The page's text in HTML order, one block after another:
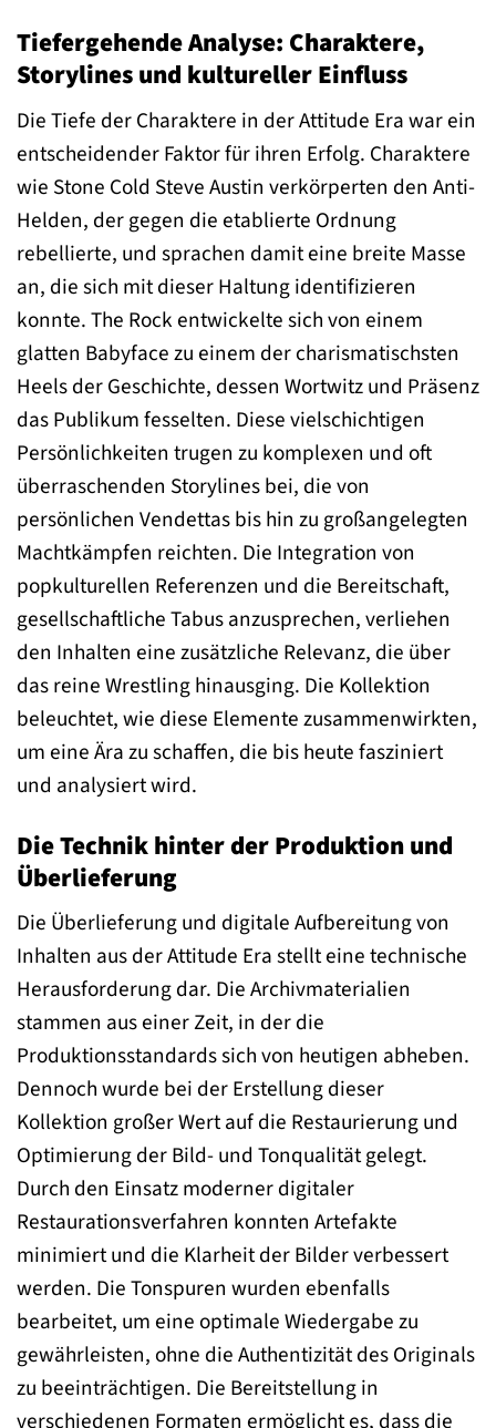
Tiefergehende Analyse: Charaktere,
Storylines und kultureller Einfluss
Die Tiefe der Charaktere in der Attitude Era war ein
entscheidender Faktor für ihren Erfolg. Charaktere
wie Stone Cold Steve Austin verkörperten den Anti-
Helden, der gegen die etablierte Ordnung
rebellierte, und sprachen damit eine breite Masse
an, die sich mit dieser Haltung identifizieren
konnte. The Rock entwickelte sich von einem
glatten Babyface zu einem der charismatischsten
Heels der Geschichte, dessen Wortwitz und Präsenz
das Publikum fesselten. Diese vielschichtigen
Persönlichkeiten trugen zu komplexen und oft
überraschenden Storylines bei, die von
persönlichen Vendettas bis hin zu großangelegten
Machtkämpfen reichten. Die Integration von
popkulturellen Referenzen und die Bereitschaft,
gesellschaftliche Tabus anzusprechen, verliehen
den Inhalten eine zusätzliche Relevanz, die über
das reine Wrestling hinausging. Die Kollektion
beleuchtet, wie diese Elemente zusammenwirkten,
um eine Ära zu schaffen, die bis heute fasziniert
und analysiert wird.
Die Technik hinter der Produktion und
Überlieferung
Die Überlieferung und digitale Aufbereitung von
Inhalten aus der Attitude Era stellt eine technische
Herausforderung dar. Die Archivmaterialien
stammen aus einer Zeit, in der die
Produktionsstandards sich von heutigen abheben.
Dennoch wurde bei der Erstellung dieser
Kollektion großer Wert auf die Restaurierung und
Optimierung der Bild- und Tonqualität gelegt.
Durch den Einsatz moderner digitaler
Restaurationsverfahren konnten Artefakte
minimiert und die Klarheit der Bilder verbessert
werden. Die Tonspuren wurden ebenfalls
bearbeitet, um eine optimale Wiedergabe zu
gewährleisten, ohne die Authentizität des Originals
zu beeinträchtigen. Die Bereitstellung in
verschiedenen Formaten ermöglicht es, dass die